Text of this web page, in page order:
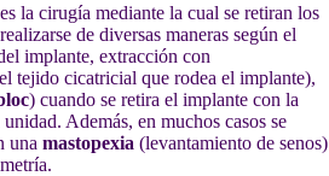
es la cirugía mediante la cual se retiran los
de diversas maneras según el
implante, extracción con
tejido cicatricial que rodea el implante),
) cuando se retira el implante con la
Además, en muchos casos se
una mastopexia (levantamiento de senos)